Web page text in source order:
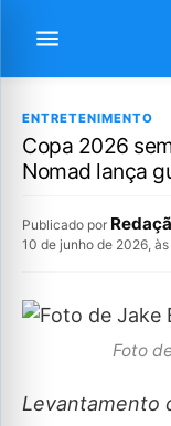
ENTRETENIMENTO
Copa 2026
Nomad lança
Publicado por
10 de junho de 2026,
Foto
Levantamento